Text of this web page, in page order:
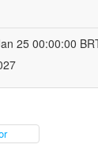
25 00:00:00